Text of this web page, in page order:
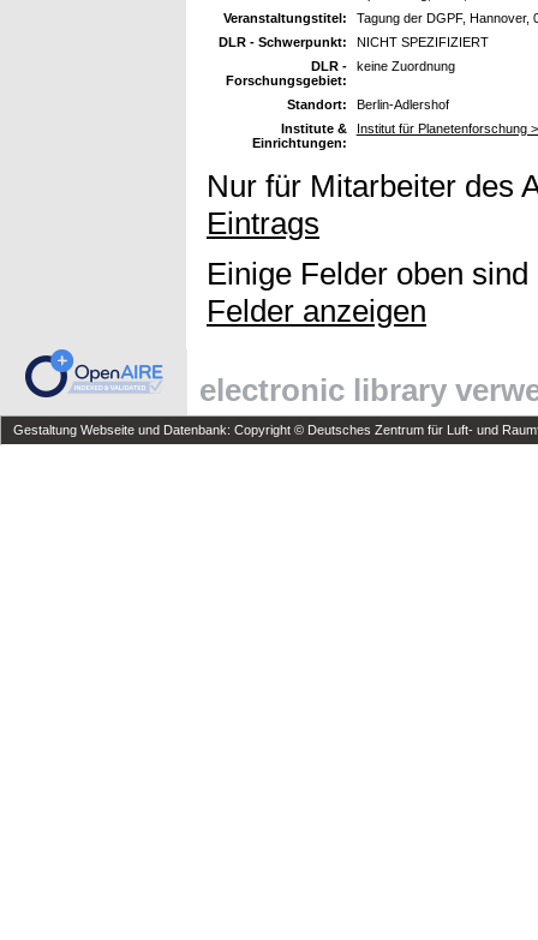
Veranstaltungstitel:
Tagung der DGPF, Hannover,
DLR - Schwerpunkt:
NICHT SPEZIFIZIERT
DLR -
Forschungsgebiet:
keine Zuordnung
Standort:
Berlin-Adlershof
Institute &
Einrichtungen:
Institut für Planetenforschung
Nur für Mitarbeiter des
Eintrags
Einige Felder oben
Felder anzeigen
electronic library
Gestaltung Webseite und Datenbank: Copyright © Deutsches Zentrum für Luft- und